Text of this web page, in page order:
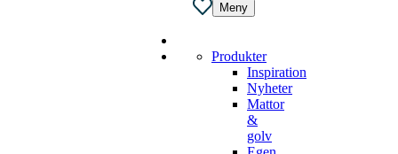
Meny
Produkter
Inspiration
Nyheter
Mattor
&
golv